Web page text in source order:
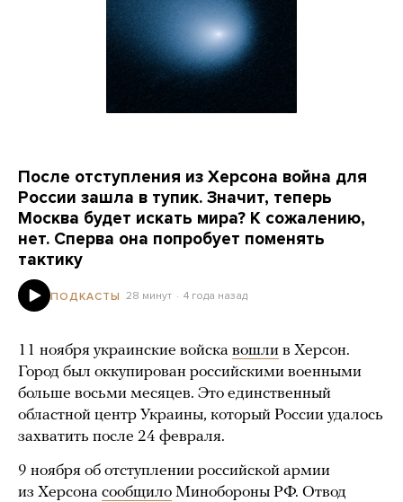
После отступления из Херсона война для
России зашла в тупик. Значит, теперь
Москва будет искать мира? К сожалению,
нет. Сперва она попробует поменять
тактику
ПОДКАСТЫ 28 минут 4 года назад
11 ноября украинские войска вошли в Херсон.
Город был оккупирован российскими военными
больше восьми месяцев. Это единственный
областной центр Украины, который России удалось
захватить после 24 февраля.
9 ноября об отступлении российской армии
из Херсона сообщило Минобороны РФ. Отвод